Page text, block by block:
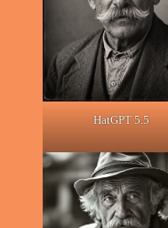
HatGPT 5.5